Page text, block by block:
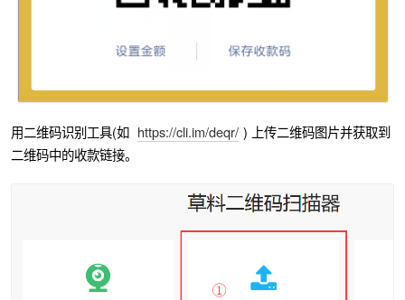
用二维码识别工具(如 https://cli.im/deqr/ ) 上传二维码图片并获取到
二维码中的收款链接。